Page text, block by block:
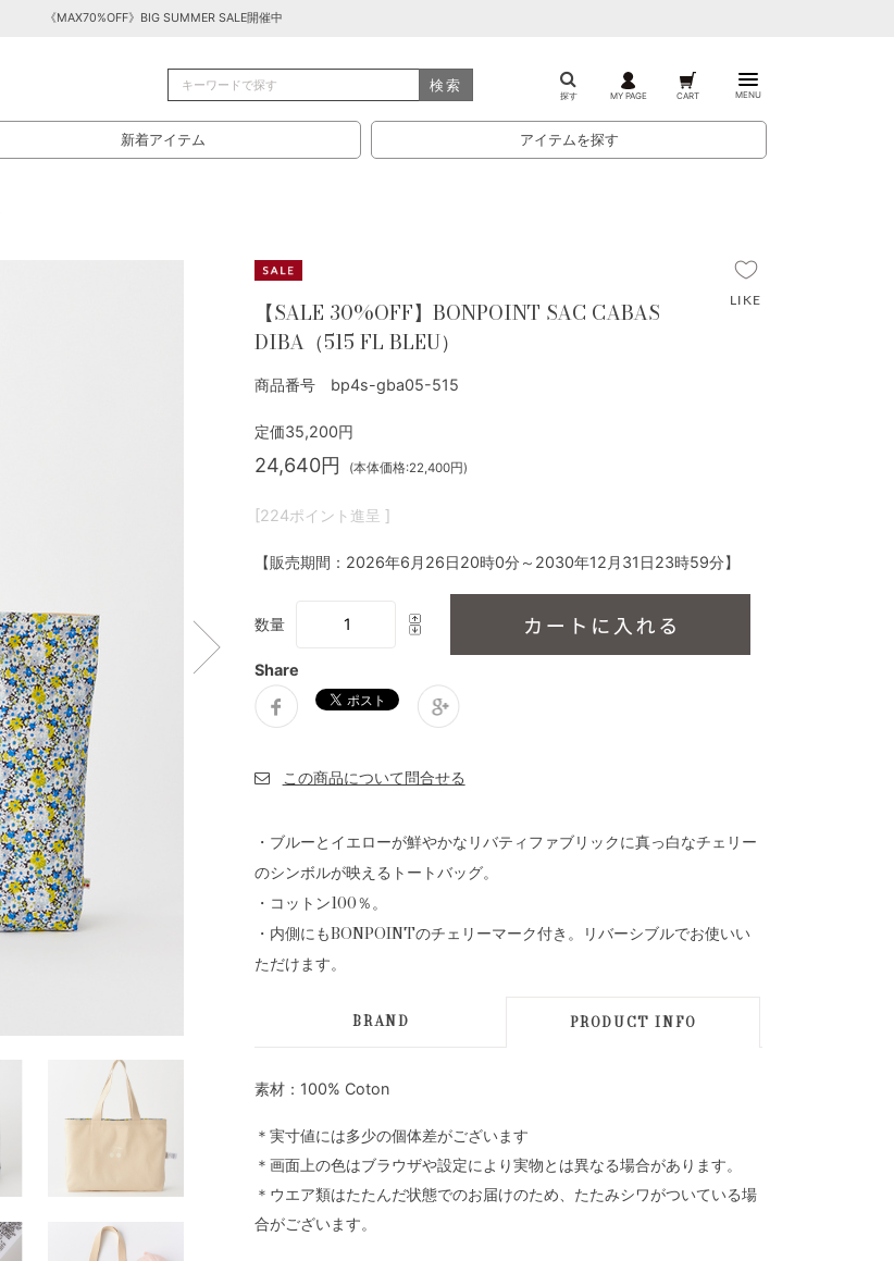
《MAX70%OFF》BIG SUMMER SALE開催中
検索
探す MY PAGE CART MENU
新着アイテム アイテムを探す
【SALE 30%OFF】BONPOINT SAC CABAS
DIBA（515 FL BLEU）
商品番号 bp4s-gba05-515
定価35,200円
24,640円 (本体価格:22,400円)
[224ポイント進呈 ]
【販売期間： 2026年6月26日20時0分～ 2030年12月31日23時59分】
数量
Share
・ブルーとイエローが鮮やかなリバティファブリックに真っ白なチェリー
のシンボルが映えるトートバッグ。
・コットン100％。
・内側にもBONPOINTのチェリーマーク付き。リバーシブルでお使いい
ただけます。
BRAND PRODUCT INFO
素材：100% Coton
＊実寸値には多少の個体差がございます
＊画面上の色はブラウザや設定により実物とは異なる場合があります。
＊ウエア類はたたんだ状態でのお届けのため、たたみシワがついている場
合がございます。